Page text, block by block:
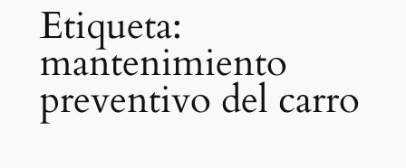
Etiqueta:
mantenimiento
preventivo del carro